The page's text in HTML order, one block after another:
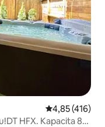
Priemerné
4,85 (416)
HFX. Kapacita 8